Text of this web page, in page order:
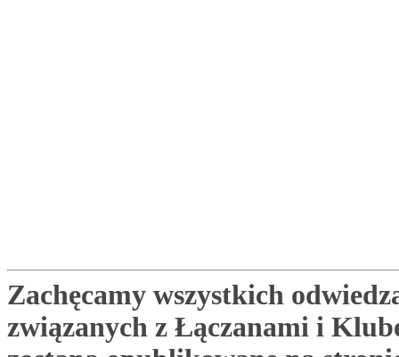
Zachęcamy wszystkich
związanych z Łączanami i